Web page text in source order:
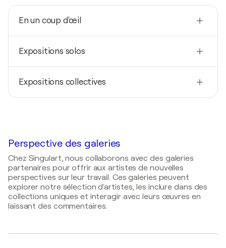
En un coup d'œil
Luxembourg
Né(e) en
1964
Expositions solos
Klimawandel und Kunst I / Basel Art Center - Basel,
Expositions collectives
Pop-Up from Luxembourg Art and Fashion
Formation / 11, bd Prince Henri - Luxembourg,
Luxembourg
2025
The Other Art Fair London / London - London,
Royaume-Uni
Ausstellung Laff House / Laff House -
Perspective des galeries
Chez Singulart, nous collaborons avec des galeries
partenaires pour offrir aux artistes de nouvelles
perspectives sur leur travail. Ces galeries peuvent
explorer notre sélection d'artistes, les inclure dans des
collections uniques et interagir avec leurs œuvres en
laissant des commentaires.